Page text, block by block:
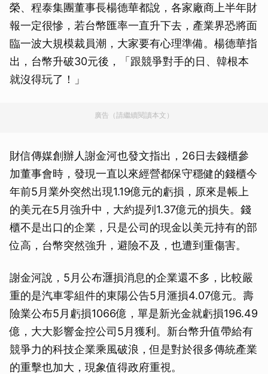
榮、程泰集團董事長楊德華都說，各家廠商上半年財
報一定很慘，若台幣匯率一直升下去，產業界恐將面
臨一波大規模裁員潮，大家要有心理準備。楊德華指
出，台幣升破30元後，「跟競爭對手的日、韓根本
就沒得玩了！」
廣告（請繼續閱讀本文）
財信傳媒創辦人謝金河也發文指出，26日去錢櫃參
加董事會時，發現一直以來經營都保守穩健的錢櫃今
年前5月業外突然出現1.19億元的虧損，原來是帳上
的美元在5月強升中，大約提列1.37億元的損失。錢
櫃不是出口的企業，只是公司的現金以美元持有的部
位高，台幣突然強升，避險不及，也遭到重傷害。
謝金河說，5月公布𣿬損消息的企業還不多，比較嚴
重的是汽車零組件的東陽公告5月滙損4.07億元。壽
險業公布5月虧損1066億，單是新光金就虧損196.49
億，大大影響金控公司5月獲利。新台幣升值帶給有
競爭力的科技企業乘風破浪，但是對於很多傳統產業
的重擊也加大，現象值得政府重視。